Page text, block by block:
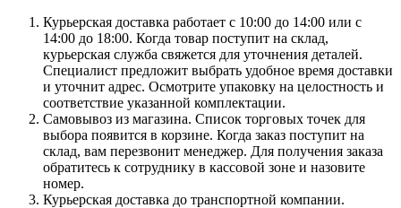
Курьерская доставка работает с 10:00 до 14:00 или с
14:00 до 18:00. Когда товар поступит на склад,
курьерская служба свяжется для уточнения деталей.
Специалист предложит выбрать удобное время доставки
и уточнит адрес. Осмотрите упаковку на целостность и
соответствие указанной комплектации.
Самовывоз из магазина. Список торговых точек для
выбора появится в корзине. Когда заказ поступит на
склад, вам перезвонит менеджер. Для получения заказа
обратитесь к сотруднику в кассовой зоне и назовите
номер.
Курьерская доставка до транспортной компании.